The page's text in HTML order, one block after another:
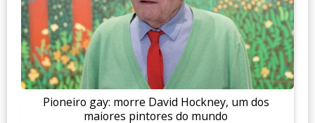
Pioneiro gay: morre David Hockney, um dos
maiores pintores do mundo